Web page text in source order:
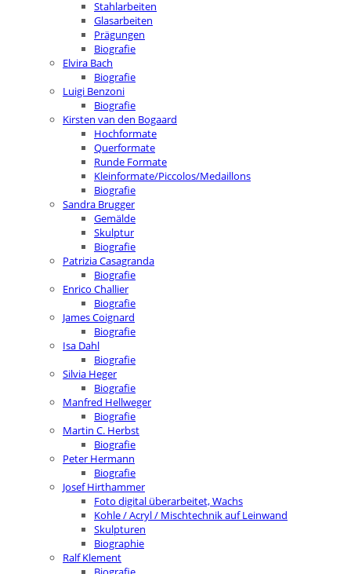
Stahlarbeiten
Glasarbeiten
Prägungen
Biografie
Elvira Bach
Biografie
Luigi Benzoni
Biografie
Kirsten van den Bogaard
Hochformate
Querformate
Runde Formate
Kleinformate/Piccolos/Medaillons
Biografie
Sandra Brugger
Gemälde
Skulptur
Biografie
Patrizia Casagranda
Biografie
Enrico Challier
Biografie
James Coignard
Biografie
Isa Dahl
Biografie
Silvia Heger
Biografie
Manfred Hellweger
Biografie
Martin C. Herbst
Biografie
Peter Hermann
Biografie
Josef Hirthammer
Foto digital überarbeitet, Wachs
Kohle / Acryl / Mischtechnik auf Leinwand
Skulpturen
Biographie
Ralf Klement